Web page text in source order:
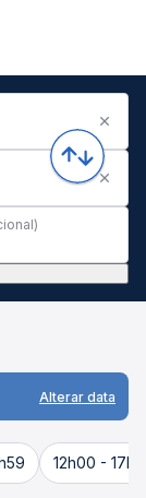
Alterar data
12h00 -